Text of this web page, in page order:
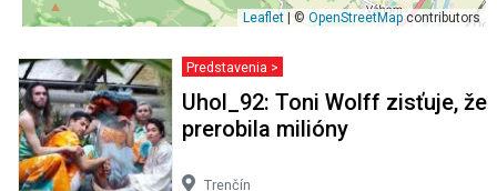
Leaflet | © OpenStreetMapcontributors
Predstavenia >
Uhol_92: Toni Wolff zisťuje, že
prerobila milióny
Trenčín